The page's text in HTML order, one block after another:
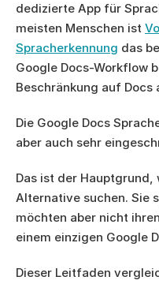
dedizierte App für
meisten Menschen ist
Spracherkennung das
Google Docs-Workflow
Beschränkung auf Docs
Die Google Docs
aber auch sehr
Das ist der
Alternative suchen. Sie
möchten aber nicht
einem einzigen Google
Dieser Leitfaden